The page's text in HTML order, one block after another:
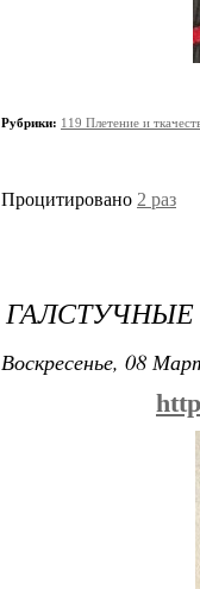
Рубрики: 119 Плетение и
Процитировано 2 раз
Воскресенье, 08